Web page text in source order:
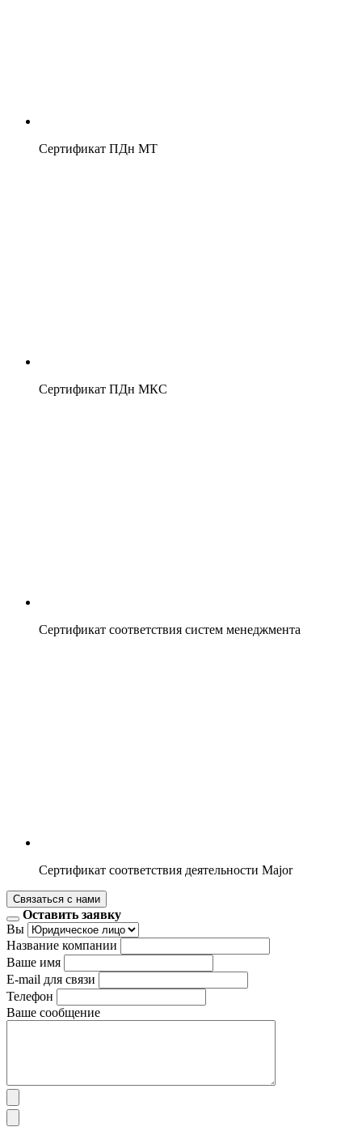
Сертификат ПДн МТ
Сертификат ПДн МКС
Сертификат соответствия систем менеджмента
Сертификат соответствия деятельности Major
Связаться с нами
Оставить заявку
Вы
Название компании
Ваше имя
E-mail для связи
Телефон
Ваше сообщение